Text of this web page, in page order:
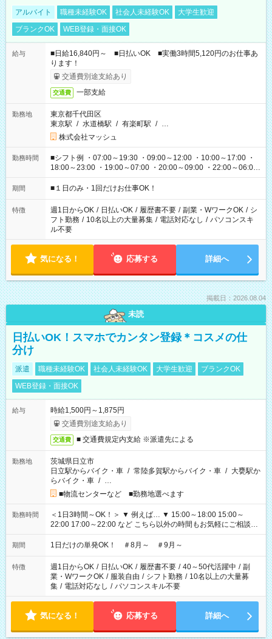
アルバイト 職種未経験OK 社会人未経験OK
大学生歓迎
ブランクOK
WEB登録・面接OK
給与
■日給16,840円～ ■日払いOK ■実働3時間5,120円のお仕事あ
ります！
交通費別途支給あり
交通費 一部支給
勤務地
東京都千代田区
東京駅 / 水道橋駅 / 有楽町駅 / …
株式会社マッシュ
勤務時間
■シフト例 ・07:00～19:30 ・09:00～12:00 ・10:00～17:00 ・
18:00～23:00 ・19:00～07:00 ・20:00～09:00 ・22:00～06:00
etc ★最短で3時間で5,120円のお仕事から 15時間で2万円近く稼
げるお仕事も！ ご希望のお時間に合わせてご紹介！ ※シフトは
ください！
期間 ■１日のみ・1回だけお仕事OK！
特徴 週1日からOK / 日払いOK / 履歴書不要 / 副業・WワークOK / シ
フト勤務 / 10名以上の大量募集 / 電話対応なし / パソコンスキ
ル不要
気になる！ 応募する 詳細へ
掲載日：2026.08.04
未読
日払いOK！スマホでカンタン登録＊コスメの仕
分け
派遣 職種未経験OK 社会人未経験OK 大学生歓迎
ブランクOK
WEB登録・面接OK
給与
時給1,500円～1,875円
交通費別途支給あり
交通費 ■ 交通費規定内支給 ※派遣先による
勤務地
茨城県日立市
日立駅からバイク・車 / 常陸多賀駅からバイク・車 / 大甕駅か
らバイク・車 / …
■物流センターなど ■勤務地選べます
勤務時間
＜1日3時間～OK！＞ ▼ 例えば… ▼ 15:00～18:00 15:00～
22:00 17:00～22:00 など こちら以外の時間もお気軽にご相談く
ださい！
期間 1日だけの単発OK！ ＃8月～ ＃9月～
特徴 週1日からOK / 日払いOK / 履歴書不要 / 40～50代活躍中 / 副
業・WワークOK / 服装自由 / シフト勤務 / 10名以上の大量募
集 / 電話対応なし / パソコンスキル不要
気になる！ 応募する 詳細へ